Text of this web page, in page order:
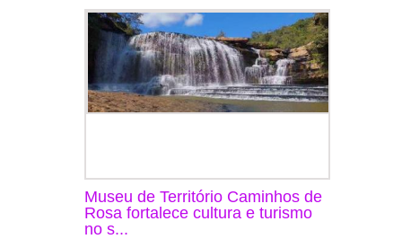
Museu de Território Caminhos de
Rosa fortalece cultura e turismo
no s...